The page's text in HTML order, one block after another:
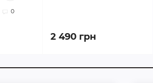
0
2 490 грн